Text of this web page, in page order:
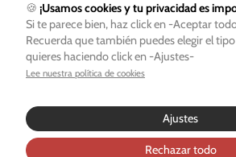
🍪 ¡Usamos cookies y tu privacidad es
Si te parece bien, haz click en -Aceptar
Recuerda que también puedes elegir el
quieres haciendo click en -Ajustes-
Lee nuestra política de cookies
Ajustes
Rechazar todo